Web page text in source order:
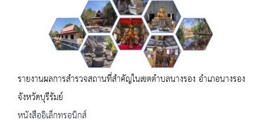
รายงานผลการสำรวจสถานที่สำคัญในเขตตำบลนางรอง อำเภอนางรอง
จังหวัดบุรีรัมย์
หนังสืออิเล็กทรอนิกส์